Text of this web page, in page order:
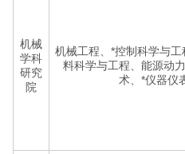
机械
学科
研究
院
机械工程、*控制科学与
料科学与工程、能源动
术、*仪器仪